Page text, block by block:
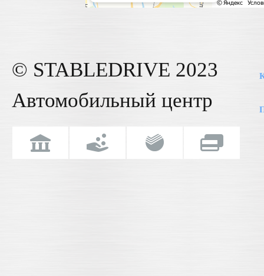
© STABLEDRIVE 2023
Автомобильный центр